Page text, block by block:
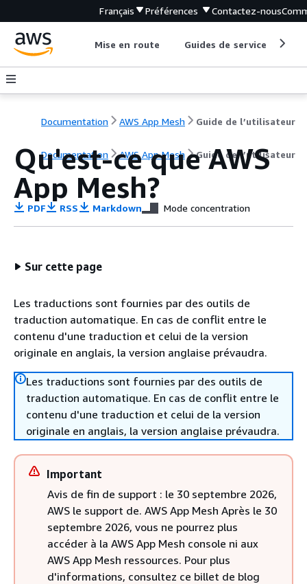
Français Préférences Contactez-nous
Mise en route Guides de service
Documentation AWS App Mesh Guide de l’utilisateur
Documentation AWS App Mesh Guide de l’utilisateur
Qu'est-ce que AWS
App Mesh?
PDF RSS Markdown Mode concentration
Sur cette page
Les traductions sont fournies par des outils de
traduction automatique. En cas de conflit entre le
contenu d'une traduction et celui de la version
originale en anglais, la version anglaise prévaudra.
Les traductions sont fournies par des outils de
traduction automatique. En cas de conflit entre le
contenu d'une traduction et celui de la version
originale en anglais, la version anglaise prévaudra.
Important
Avis de fin de support : le 30 septembre 2026,
AWS le support de. AWS App Mesh Après le 30
septembre 2026, vous ne pourrez plus
accéder à la AWS App Mesh console ni aux
AWS App Mesh ressources. Pour plus
d'informations, consultez ce billet de blog